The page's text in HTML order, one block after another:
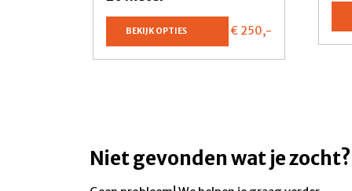
BEKIJK OPTIES € 250,-
Niet gevonden wat je zocht?